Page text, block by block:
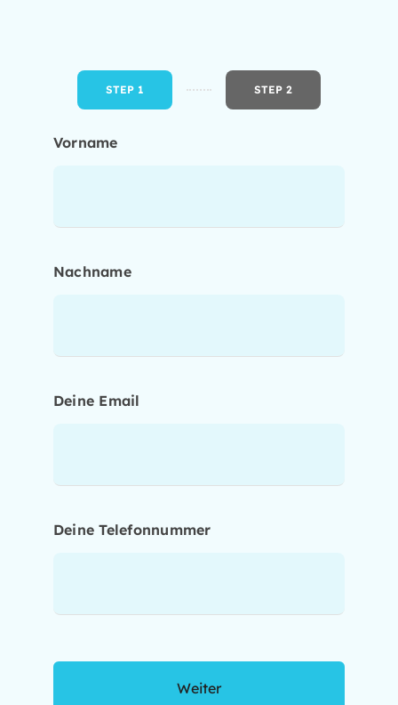
Current
STEP 1 STEP 2
Vorname
Nachname
Deine Email
Deine Telefonnummer
Weiter